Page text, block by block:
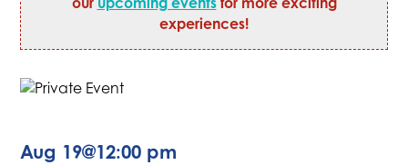
experiences!
Aug 19@12:00 pm